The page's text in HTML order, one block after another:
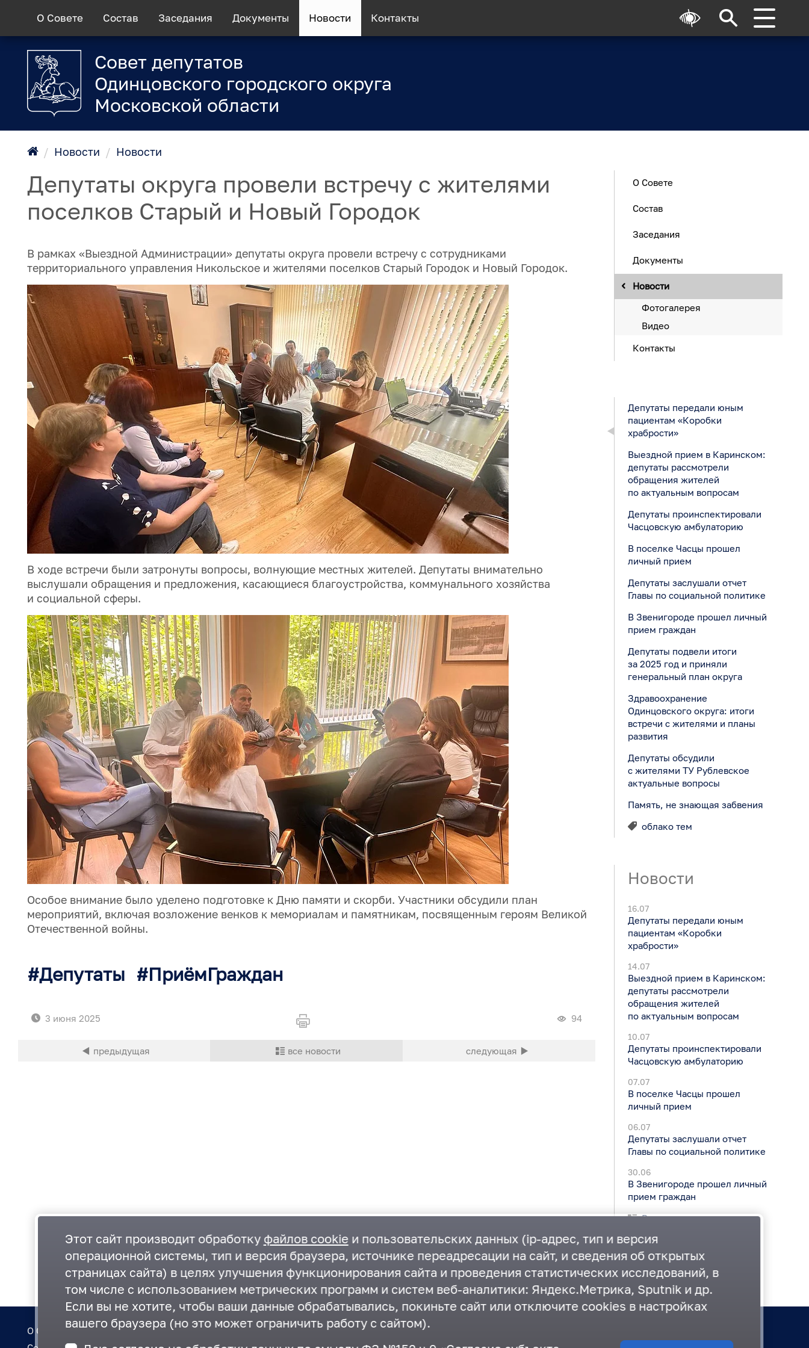
О Совете Состав Заседания Документы Новости Контакты
Совет депутатов
Одинцовского городского округа
Московской области
/ Новости / Новости
Депутаты округа провели встречу с жителями
поселков Старый и Новый Городок
В рамках «Выездной Администрации» депутаты округа провели встречу с сотрудниками
территориального управления Никольское и жителями поселков Старый Городок и Новый Городок.
В ходе встречи были затронуты вопросы, волнующие местных жителей. Депутаты внимательно
выслушали обращения и предложения, касающиеся благоустройства, коммунального хозяйства
и социальной сферы.
Особое внимание было уделено подготовке к Дню памяти и скорби. Участники обсудили план
мероприятий, включая возложение венков к мемориалам и памятникам, посвященным героям Великой
Отечественной войны.
Депутаты ПриёмГраждан
3 июня 2025 94
О Совете
Состав
Заседания
Документы
Новости
Фотогалерея
Видео
Контакты
Депутаты передали юным
пациентам «Коробки
храбрости»
Выездной прием в Каринском:
депутаты рассмотрели
обращения жителей
по актуальным вопросам
Депутаты проинспектировали
Часцовскую амбулаторию
В поселке Часцы прошел
личный прием
Депутаты заслушали отчет
Главы по социальной политике
В Звенигороде прошел личный
прием граждан
Депутаты подвели итоги
за 2025 год и приняли
генеральный план округа
Здравоохранение
Одинцовского округа: итоги
встречи с жителями и планы
развития
Депутаты обсудили
с жителями ТУ Рублевское
актуальные вопросы
Память, не знающая забвения
облако тем
Новости
16.07
Депутаты передали юным
пациентам «Коробки
храбрости»
14.07
Выездной прием в Каринском:
депутаты рассмотрели
обращения жителей
по актуальным вопросам
10.07
Депутаты проинспектировали
Часцовскую амбулаторию
07.07
В поселке Часцы прошел
личный прием
06.07
Депутаты заслушали отчет
Главы по социальной политике
30.06
В Звенигороде прошел личный
прием граждан
Все новости
О Совете
Регламент
Государственная Дума
Этот сайт производит обработку файлов cookieи пользовательских данных (ip-адрес, тип и версия
операционной системы, тип и версия браузера, источнике переадресации на сайт, и сведения об открытых
страницах сайта) в целях улучшения функционирования сайта и проведения статистических исследований, в
том числе с использованием метрических программ и систем веб-аналитики: Яндекс.Метрика, Sputnik и др.
Если вы не хотите, чтобы ваши данные обрабатывались, покиньте сайт или отключите cookies в настройках
вашего браузера (но это может ограничить работу с сайтом).